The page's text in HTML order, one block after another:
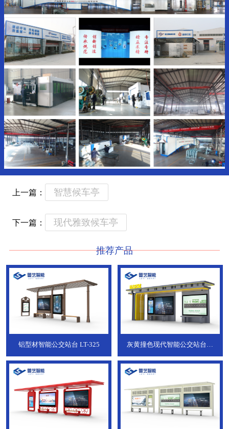
上一篇： 智慧候车亭
下一篇： 现代雅致候车亭
推荐产品
铝型材智能公交站台 LT-325
灰黄撞色现代智能公交站台，